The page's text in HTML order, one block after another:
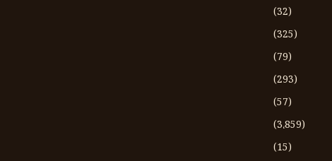
(32)
(325)
(79)
(293)
(57)
(3،859)
(15)